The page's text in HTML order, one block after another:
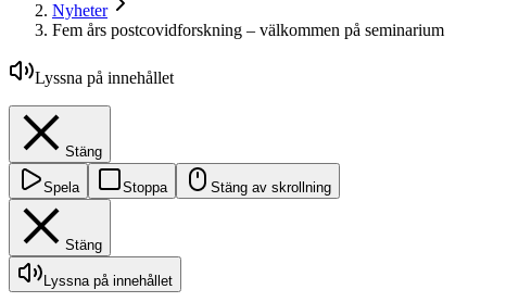
Nyheter
Fem års postcovidforskning – välkommen på seminarium
Lyssna på innehållet
Stäng
Spela Stoppa Stäng av skrollning
Stäng
Lyssna på innehållet